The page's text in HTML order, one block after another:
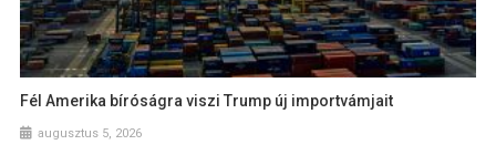
Fél Amerika bíróságra viszi Trump új importvámjait
augusztus 5, 2026